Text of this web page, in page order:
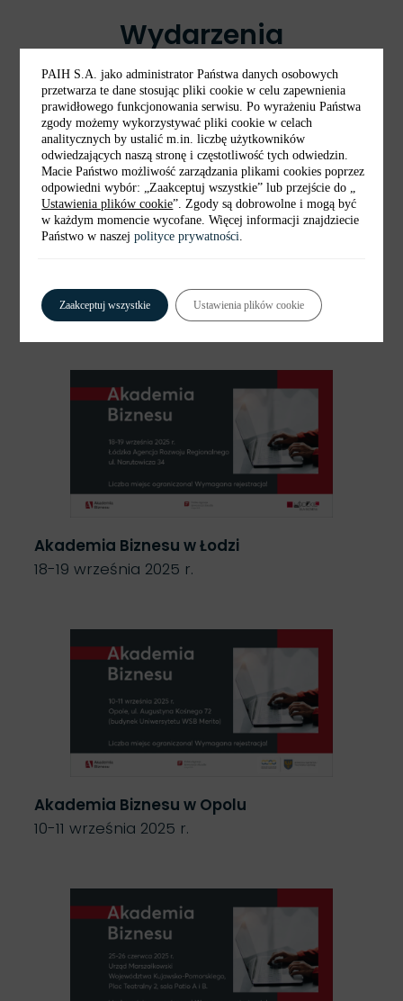
Wydarzenia
Akademia Biznesu w Olsztynie
1-2 października 2025 r.
Akademia Biznesu w Łodzi
18-19 września 2025 r.
Akademia Biznesu w Opolu
10-11 września 2025 r.
PAIH S.A. jako administrator Państwa danych osobowych
przetwarza te dane stosując pliki cookie w celu zapewnienia
prawidłowego funkcjonowania serwisu. Po wyrażeniu Państwa
zgody możemy wykorzystywać pliki cookie w celach
analitycznych by ustalić m.in. liczbę użytkowników
odwiedzających naszą stronę i częstotliwość tych odwiedzin.
Macie Państwo możliwość zarządzania plikami cookies poprzez
odpowiedni wybór: „Zaakceptuj wszystkie” lub przejście do „
Ustawienia plików cookie”. Zgody są dobrowolne i mogą być
w każdym momencie wycofane. Więcej informacji znajdziecie
Państwo w naszejpolityce prywatności.
Zaakceptuj wszystkie Ustawienia plików cookie